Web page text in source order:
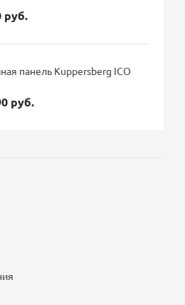
руб.
панель Kuppersberg ICO
руб.